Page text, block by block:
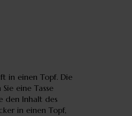
in einen Topf. Die
eine Tasse
den Inhalt des
in einen Topf,